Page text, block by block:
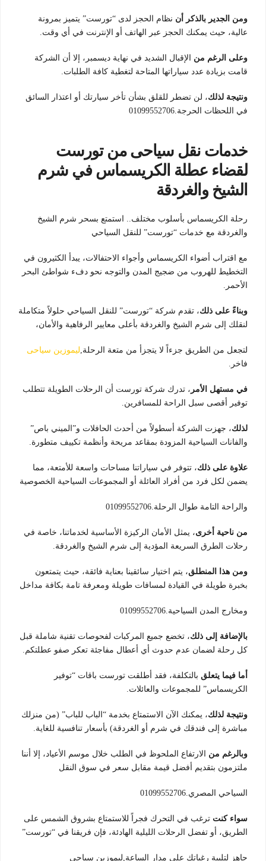
ومن الجدير بالذكر أن نظام الحجز لدى “تورست” يتميز بمرونة
عالية، حيث يمكنك الحجز عبر الهاتف أو الإنترنت في أي وقت.
وعلى الرغم من الإقبال الشديد في نهاية ديسمبر، إلا أن الشركة
قامت بزيادة عدد سياراتها المتاحة لتغطية كافة الطلبات.
ونتيجة لذلك، لن تضطر للقلق بشأن تأخر سيارتك أو اعتذار السائق
في اللحظات الحرجة.01099552706
خدمات نقل سياحى من تورست
لقضاء عطلة الكريسماس في شرم
الشيخ والغردقة
رحلة الكريسماس بأسلوب مختلف.. استمتع بسحر شرم الشيخ
والغردقة مع خدمات “تورست” للنقل السياحي
مع اقتراب أضواء الكريسماس وأجواء الاحتفالات، يبدأ الكثيرون في
التخطيط للهروب من ضجيج المدن والتوجه نحو دفء شواطئ البحر
الأحمر.
وبناءً على ذلك، تقدم شركة “تورست” للنقل السياحي حلولاً متكاملة
لنقلك إلى شرم الشيخ والغردقة بأعلى معايير الرفاهية والأمان،
لتجعل من الطريق جزءاً لا يتجزأ من متعة الرحلة,ليموزين سياحى
فاخر.
في مستهل الأمر ، تدرك شركة تورست أن الرحلات الطويلة تتطلب
توفير أقصى سبل الراحة للمسافرين.
لذلك، جهزت الشركة أسطولاً من أحدث الحافلات و”الميني باص”
والفانات السياحية المزودة بمقاعد مريحة وأنظمة تكييف متطورة.
علاوة على ذلك، تتوفر في سياراتنا مساحات واسعة للأمتعة، مما
يضمن لكل فرد من أفراد العائلة أو المجموعات السياحية الخصوصية
والراحة التامة طوال الرحلة.01099552706
من ناحية أخرى، يمثل الأمان الركيزة الأساسية لخدماتنا، خاصة في
رحلات الطرق السريعة المؤدية إلى شرم الشيخ والغردقة.
ومن هذا المنطلق، يتم اختيار سائقينا بعناية فائقة، حيث يتمتعون
بخبرة طويلة في القيادة لمسافات طويلة ومعرفة تامة بكافة مداخل
ومخارج المدن السياحية.01099552706
بالإضافة إلى ذلك، تخضع جميع المركبات لفحوصات تقنية شاملة قبل
كل رحلة لضمان عدم حدوث أي أعطال مفاجئة تعكر صفو عطلتكم.
أما فيما يتعلق بالتكلفة، فقد أطلقت تورست باقات “توفير
الكريسماس” للمجموعات والعائلات.
ونتيجة لذلك، يمكنك الآن الاستمتاع بخدمة “الباب للباب” (من منزلك
مباشرة إلى فندقك في شرم أو الغردقة) بأسعار تنافسية للغاية.
وبالرغم من الارتفاع الملحوظ في الطلب خلال موسم الأعياد، إلا أننا
ملتزمون بتقديم أفضل قيمة مقابل سعر في سوق النقل
السياحي المصري.01099552706
سواء كنت ترغب في التحرك فجراً للاستمتاع بشروق الشمس على
الطريق، أو تفضل الرحلات الليلية الهادئة، فإن فريقنا في “تورست”
جاهز لتلبية رغباتك على مدار الساعة,ليموزين سياحى